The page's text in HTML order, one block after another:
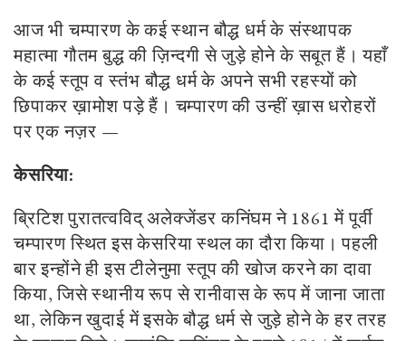
आज भी चम्पारण के कई स्थान बौद्ध धर्म के संस्थापक
महात्मा गौतम बुद्ध की ज़िन्दगी से जुड़े होने के सबूत हैं। यहाँ
के कई स्तूप व स्तंभ बौद्ध धर्म के अपने सभी रहस्यों को
छिपाकर ख़ामोश पड़े हैं। चम्पारण की उन्हीं ख़ास धरोहरों
पर एक नज़र —
केसरिया:
ब्रिटिश पुरातत्वविद् अलेक्जेंडर कनिंघम ने1861 में पूर्वी
चम्पारण स्थित इस केसरिया स्थल का दौरा किया। पहली
बार इन्होंने ही इस टीलेनुमा स्तूप की खोज करने का दावा
किया,जिसे स्थानीय रूप से रानीवास के रूप में जाना जाता
था,लेकिन खुदाई में इसके बौद्ध धर्म से जुड़े होने के हर तरह